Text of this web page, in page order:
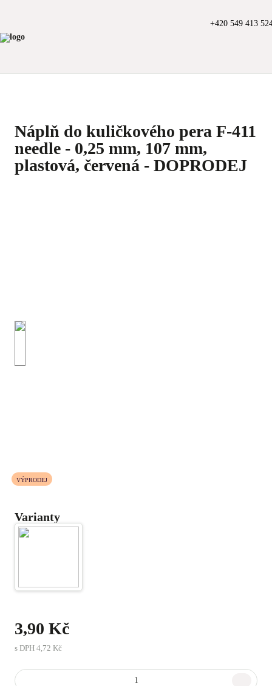
+420 549 413
Náplň do kuličkového pera F-411
needle - 0,25 mm, 107 mm,
plastová, červená - DOPRODEJ
VÝPRODEJ
Varianty
3,90 Kč
s DPH 4,72 Kč